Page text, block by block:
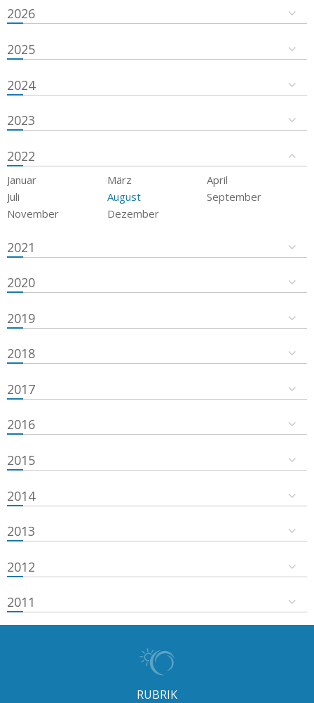
2026
2025
2024
2023
2022
Januar März
April
Juli
August
September
November
Dezember
2021
2020
2019
2018
2017
2016
2015
2014
2013
2012
2011
RUBRIK